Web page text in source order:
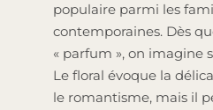
populaire parmi les
contemporaines. Dès
« parfum », on imagine
Le floral évoque la
le romantisme, mais il